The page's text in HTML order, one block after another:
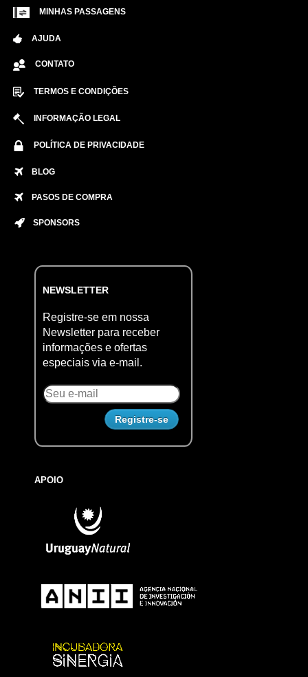
MINHAS PASSAGENS
AJUDA
CONTATO
TERMOS E CONDIÇÕES
INFORMAÇÃO LEGAL
POLÍTICA DE PRIVACIDADE
BLOG
PASOS DE COMPRA
SPONSORS
NEWSLETTER
Registre-se em nossa
Newsletter para receber
informações e ofertas
especiais via e-mail.
APOIO